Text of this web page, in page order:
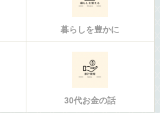
暮らしを豊かに
30代お金の話